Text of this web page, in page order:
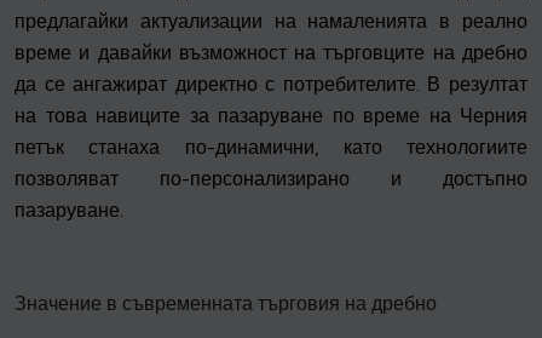
предлагайки актуализации на намаленията в реално
време и давайки възможност на търговците на дребно
да се ангажират директно с потребителите. В резултат
на това навиците за пазаруване по време на Черния
петък станаха по-динамични, като технологиите
позволяват по-персонализирано и достъпно
пазаруване.
Значение в съвременната търговия на дребно